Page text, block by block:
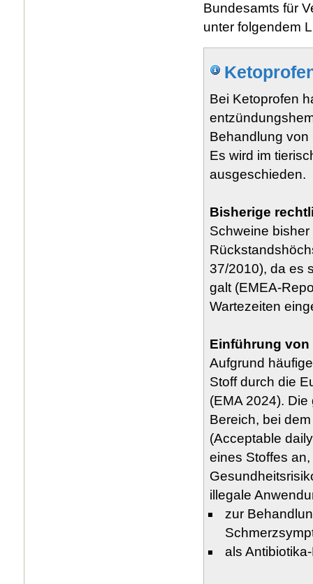
Bundesamts für
unter folgendem
Bei Ketoprofen
Behandlung
Es wird im
ausgeschieden.
Bisherige
Schweine
37/2010), da es
galt (EMEA-
Wartezeiten
Einführung
Aufgrund
Stoff durch die
(EMA 2024).
Bereich, bei
(Acceptable
eines Stoffes
illegale
zur
als